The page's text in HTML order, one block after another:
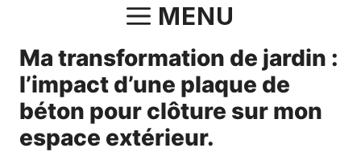
contenu
MENU
Ma transformation de jardin :
l’impact d’une plaque de
béton pour clôture sur mon
espace extérieur.